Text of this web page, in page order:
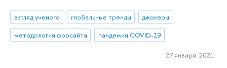
взгляд ученого глобальные тренды
джокеры
методология форсайта
пандемия COVID-19
27 января 2021